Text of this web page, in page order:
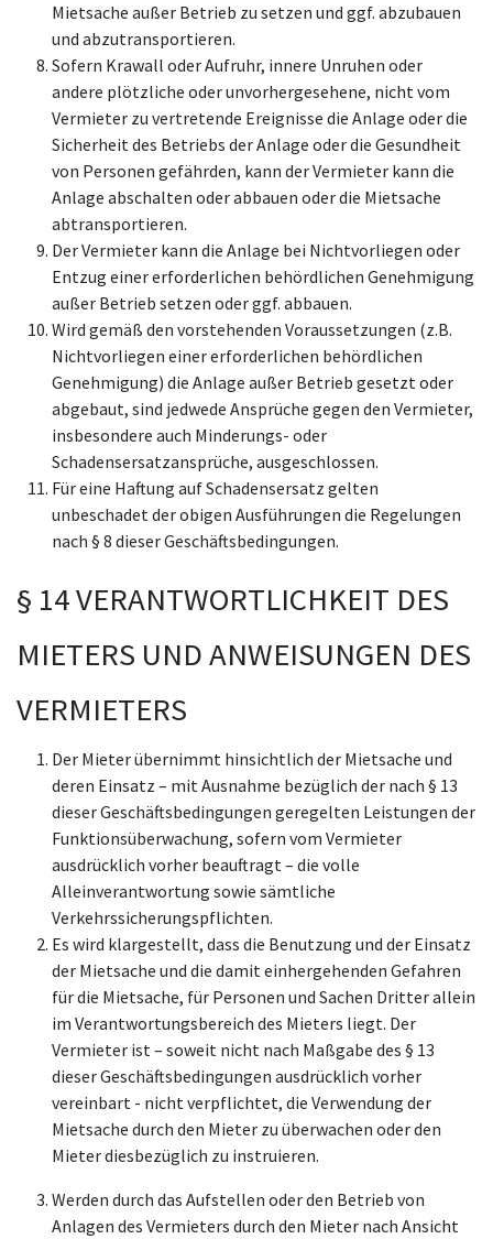
Mietsache außer Betrieb zu setzen und ggf. abzubauen
und abzutransportieren.
Sofern Krawall oder Aufruhr, innere Unruhen oder
andere plötzliche oder unvorhergesehene, nicht vom
Vermieter zu vertretende Ereignisse die Anlage oder die
Sicherheit des Betriebs der Anlage oder die Gesundheit
von Personen gefährden, kann der Vermieter kann die
Anlage abschalten oder abbauen oder die Mietsache
abtransportieren.
Der Vermieter kann die Anlage bei Nichtvorliegen oder
Entzug einer erforderlichen behördlichen Genehmigung
außer Betrieb setzen oder ggf. abbauen.
Wird gemäß den vorstehenden Voraussetzungen (z.B.
Nichtvorliegen einer erforderlichen behördlichen
Genehmigung) die Anlage außer Betrieb gesetzt oder
abgebaut, sind jedwede Ansprüche gegen den Vermieter,
insbesondere auch Minderungs- oder
Schadensersatzansprüche, ausgeschlossen.
Für eine Haftung auf Schadensersatz gelten
unbeschadet der obigen Ausführungen die Regelungen
nach § 8 dieser Geschäftsbedingungen.
§ 14 VERANTWORTLICHKEIT DES
MIETERS UND ANWEISUNGEN DES
VERMIETERS
Der Mieter übernimmt hinsichtlich der Mietsache und
deren Einsatz – mit Ausnahme bezüglich der nach § 13
dieser Geschäftsbedingungen geregelten Leistungen der
Funktionsüberwachung, sofern vom Vermieter
ausdrücklich vorher beauftragt – die volle
Alleinverantwortung sowie sämtliche
Verkehrssicherungspflichten.
Es wird klargestellt, dass die Benutzung und der Einsatz
der Mietsache und die damit einhergehenden Gefahren
für die Mietsache, für Personen und Sachen Dritter allein
im Verantwortungsbereich des Mieters liegt. Der
Vermieter ist – soweit nicht nach Maßgabe des § 13
dieser Geschäftsbedingungen ausdrücklich vorher
vereinbart - nicht verpflichtet, die Verwendung der
Mietsache durch den Mieter zu überwachen oder den
Mieter diesbezüglich zu instruieren.
Werden durch das Aufstellen oder den Betrieb von
Anlagen des Vermieters durch den Mieter nach Ansicht